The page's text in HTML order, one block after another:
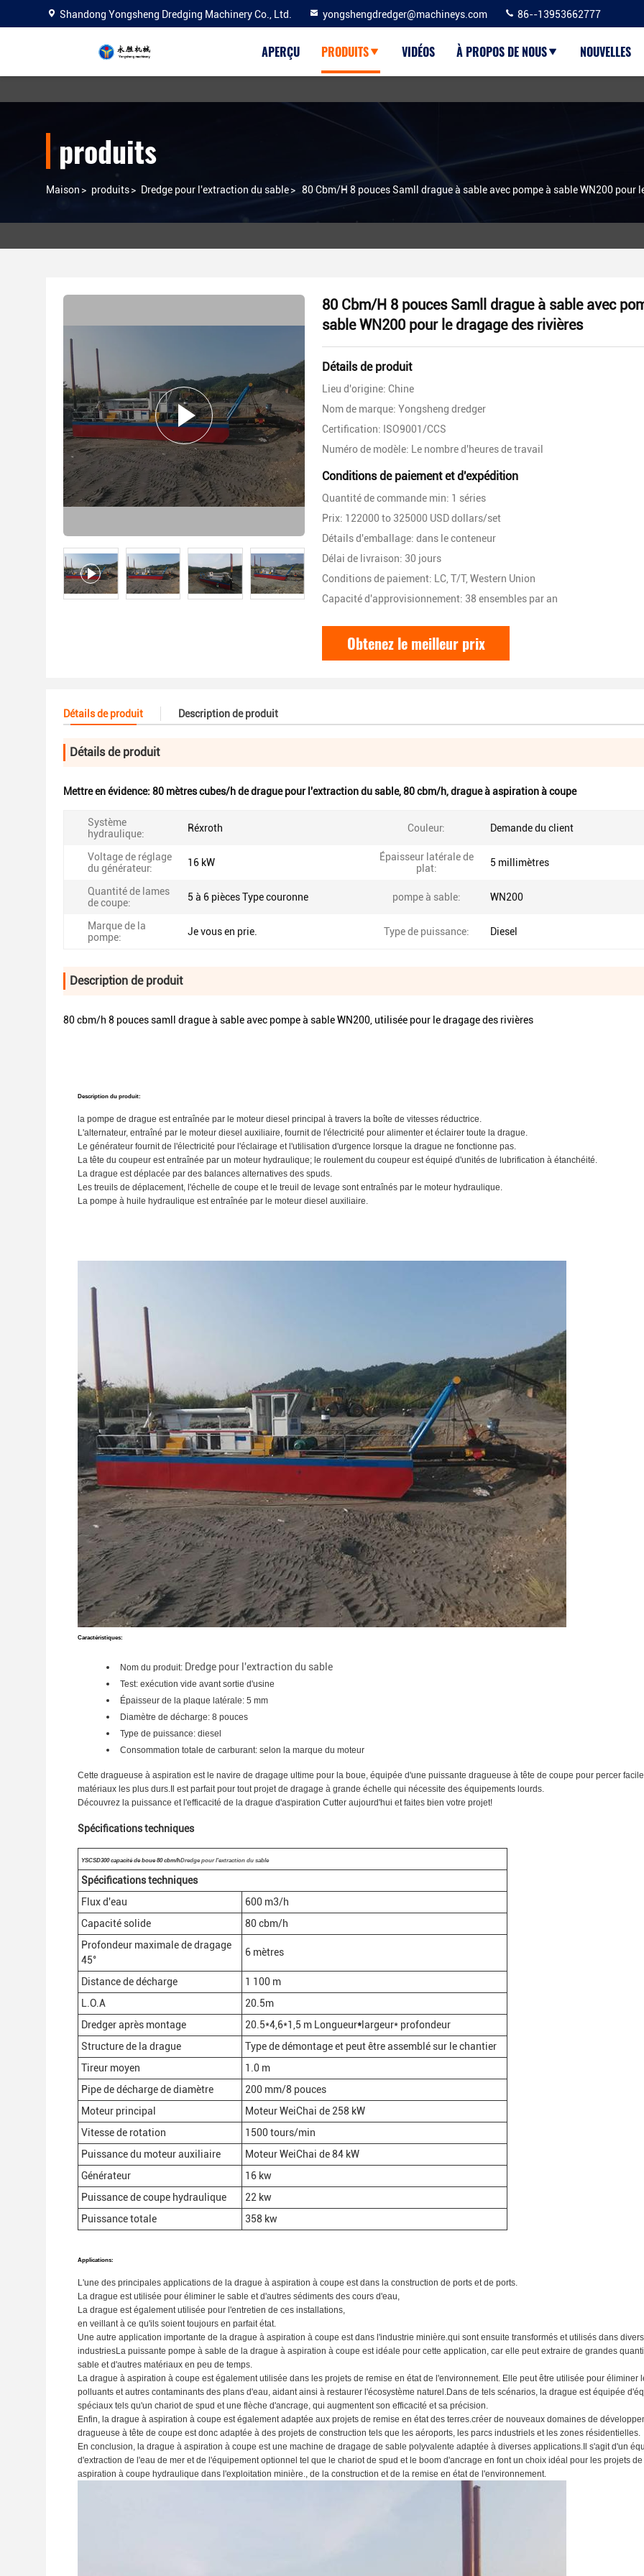
Shandong Yongsheng Dredging Machinery Co., Ltd. yongshengdredger@machineys.com 86--13953662777
APERÇU PRODUITS VIDÉOS À PROPOS DE NOUS NOUVELLES
produits
Maison > produits> Dredge pour l'extraction du sable> 80 Cbm/H 8 pouces Samll drague à sable avec pompe à sable WN200 pour
80 Cbm/H 8 pouces Samll drague à sable avec
sable WN200 pour le dragage des rivières
Détails de produit
Lieu d'origine: Chine
Nom de marque: Yongsheng dredger
Certification: ISO9001/CCS
Numéro de modèle: Le nombre d'heures de travail
Conditions de paiement et d'expédition
Quantité de commande min: 1 séries
Prix: 122000 to 325000 USD dollars/set
Détails d'emballage: dans le conteneur
Délai de livraison: 30 jours
Conditions de paiement: LC, T/T, Western Union
Capacité d'approvisionnement: 38 ensembles par an
Obtenez le meilleur prix
Détails de produit Description de produit
Détails de produit
Mettre en évidence: 80 mètres cubes/h de drague pour l'extraction du sable,80 cbm/h,drague à aspiration à coupe
Système
hydraulique:
Réxroth Couleur: Demande du client
Voltage de réglage
du générateur:
16 kW
Épaisseur latérale de
plat:
5 millimètres
Quantité de lames
de coupe:
5 à 6 pièces Type couronne pompe à sable: WN200
Marque de la
pompe:
Je vous en prie. Type de puissance: Diesel
Description de produit
80 cbm/h 8 pouces samll drague à sable avec pompe à sable WN200, utilisée pour le dragage des rivières
Description du produit:
la pompe de drague est entraînée par le moteur diesel principal à travers la boîte de vitesses réductrice.
L'alternateur, entraîné par le moteur diesel auxiliaire, fournit de l'électricité pour alimenter et éclairer toute la drague.
Le générateur fournit de l'électricité pour l'éclairage et l'utilisation d'urgence lorsque la drague ne fonctionne pas.
La tête du coupeur est entraînée par un moteur hydraulique; le roulement du coupeur est équipé d'unités de lubrification à étanchéité.
La drague est déplacée par des balances alternatives des spuds.
Les treuils de déplacement, l'échelle de coupe et le treuil de levage sont entraînés par le moteur hydraulique.
La pompe à huile hydraulique est entraînée par le moteur diesel auxiliaire.
Caractéristiques:
Nom du produit: Dredge pour l'extraction du sable
Test: exécution vide avant sortie d'usine
Épaisseur de la plaque latérale: 5 mm
Diamètre de décharge: 8 pouces
Type de puissance: diesel
Consommation totale de carburant: selon la marque du moteur
Cette dragueuse à aspiration est le navire de dragage ultime pour la boue, équipée d'une puissante dragueuse à tête de coupe pour percer
matériaux les plus durs.Il est parfait pour tout projet de dragage à grande échelle qui nécessite des équipements lourds.
Découvrez la puissance et l'efficacité de la drague d'aspiration Cutter aujourd'hui et faites bien votre projet!
Spécifications techniques
YSCSD300 capacité de boue 80 cbm/hDredge pour l'extraction du sable
Spécifications techniques
Flux d'eau
600 m3/h
Capacité solide
80 cbm/h
Profondeur maximale de dragage
45°
6 mètres
Distance de décharge
1 100 m
L.O.A
20.5m
Dredger après montage
20.5*4,6*1,5 m Longueur* largeur* profondeur
Structure de la drague
Type de démontage et peut être assemblé sur le chantier
Tireur moyen
1.0 m
Pipe de décharge de diamètre
200 mm/8 pouces
Moteur principal
Moteur WeiChai de 258 kW
Vitesse de rotation
1500 tours/min
Puissance du moteur auxiliaire
Moteur WeiChai de 84 kW
Générateur
16 kw
Puissance de coupe hydraulique
22 kw
Puissance totale
358 kw
Applications:
L'une des principales applications de la drague à aspiration à coupe est dans la construction de ports et de ports.
La drague est utilisée pour éliminer le sable et d'autres sédiments des cours d'eau,
La drague est également utilisée pour l'entretien de ces installations,
en veillant à ce qu'ils soient toujours en parfait état.
Une autre application importante de la drague à aspiration à coupe est dans l'industrie minière.qui sont ensuite transformés et utilisés dans
industriesLa puissante pompe à sable de la drague à aspiration à coupe est idéale pour cette application, car elle peut extraire de grandes
sable et d'autres matériaux en peu de temps.
La drague à aspiration à coupe est également utilisée dans les projets de remise en état de l'environnement. Elle peut être utilisée pour éliminer
polluants et autres contaminants des plans d'eau, aidant ainsi à restaurer l'écosystème naturel.Dans de tels scénarios, la drague est équipée
spéciaux tels qu'un chariot de spud et une flèche d'ancrage, qui augmentent son efficacité et sa précision.
Enfin, la drague à aspiration à coupe est également adaptée aux projets de remise en état des terres.créer de nouveaux domaines de
dragueuse à tête de coupe est donc adaptée à des projets de construction tels que les aéroports, les parcs industriels et les zones résidentielles.
En conclusion, la drague à aspiration à coupe est une machine de dragage de sable polyvalente adaptée à diverses applications.Il s'agit d'un
d'extraction de l'eau de mer et de l'équipement optionnel tel que le chariot de spud et le boom d'ancrage en font un choix idéal pour les projets
aspiration à coupe hydraulique dans l'exploitation minière., de la construction et de la remise en état de l'environnement.